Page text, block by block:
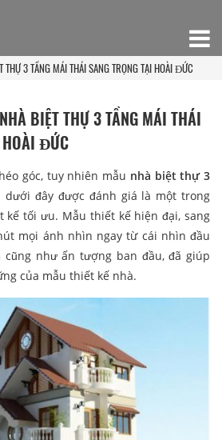
THỰ 3 TẦNG MÁI THÁI SANG TRỌNG TẠI HOÀI ĐỨC
BIỆT THỰ 3 TẦNG MÁI THÁI
HOÀI ĐỨC
góc, tuy nhiên mẫu nhà biệt thự 3
dưới đây được đánh giá là một trong
kế tối ưu. Mẫu thiết kế hiện đại, sang
mọi ánh nhìn ngay từ cái nhìn đầu
như ấn tượng ban đầu, đã giúp
của mẫu thiết kế nhà.